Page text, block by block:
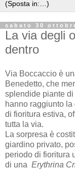
sabato 30
La via degli
dentro
Via Boccaccio è
Benedetto, che
splendide piante
hanno raggiunto
di fioritura estiva,
tutta la via.
La sorpresa è
giardino privato,
periodo di fioritura
di una Erythrina